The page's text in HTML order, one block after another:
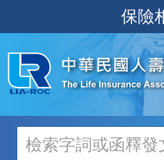
至
主
內
容
保險